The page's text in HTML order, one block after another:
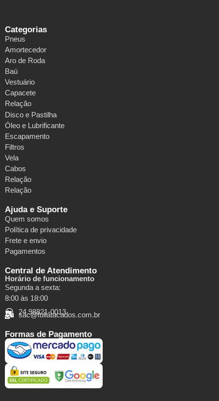
Categorias
Pneus
Amortecedor
Aro de Roda
Baú
Vestuário
Capacete
Relação
Disco e Pastilha
Óleo e Lubrificante
Escapamento
Filtros
Vela
Cabos
Relação
Relação
Ajuda e Suporte
Quem somos
Política de privacidade
Frete e envio
Pagamentos
Central de Atendimento
Horário de funcionamento
Segunda a sexta:
8:00 às 18:00
24 98821-0013
sac@fullatacados.com.br
Formas de Pagamento